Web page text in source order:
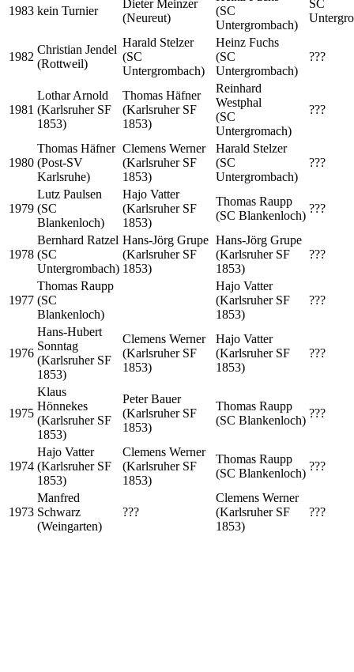
1983 kein Turnier
Dieter Meinzer
(Neureut)
(SC
Untergrombach)
SC
1982
Christian Jendel
(Rottweil)
Harald Stelzer
(SC
Untergrombach)
Heinz Fuchs
(SC
Untergrombach)
???
1981
Lothar Arnold
(Karlsruher SF
1853)
Thomas Häfner
(Karlsruher SF
1853)
Reinhard
Westphal
(SC
Untergromach)
???
1980
Thomas Häfner
(Post-SV
Karlsruhe)
Clemens Werner
(Karlsruher SF
1853)
Harald Stelzer
(SC
Untergrombach)
???
1979
Lutz Paulsen
(SC
Blankenloch)
Hajo Vatter
(Karlsruher SF
1853)
Thomas Raupp
(SC Blankenloch)
???
1978
Bernhard Ratzel
(SC
Untergrombach)
Hans-Jörg Grupe
(Karlsruher SF
1853)
Hans-Jörg Grupe
(Karlsruher SF
1853)
???
1977
Thomas Raupp
(SC
Blankenloch)
Hajo Vatter
(Karlsruher SF
1853)
???
1976
Hans-Hubert
Sonntag
(Karlsruher SF
1853)
Clemens Werner
(Karlsruher SF
1853)
Hajo Vatter
(Karlsruher SF
1853)
???
1975
Klaus
Hönnekes
(Karlsruher SF
1853)
Peter Bauer
(Karlsruher SF
1853)
Thomas Raupp
(SC Blankenloch)
???
1974
Hajo Vatter
(Karlsruher SF
1853)
Clemens Werner
(Karlsruher SF
1853)
Thomas Raupp
(SC Blankenloch)
???
1973
Manfred
Schwarz
(Weingarten)
???
Clemens Werner
(Karlsruher SF
1853)
???